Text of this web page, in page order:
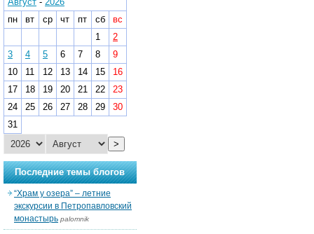
пн
вт ср чт пт сб
вс
1
2
3
4 5 6 7 8
9
10
11 12 13 14 15
16
17
18 19 20 21 22
23
24
25 26 27 28 29
30
31
>
Последние темы блогов
“Храм у озера” – летние
экскурсии в Петропавловский
монастырь palomnik